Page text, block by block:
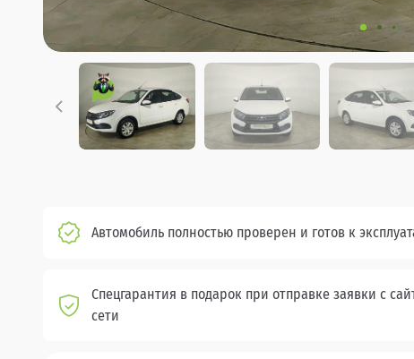
Автомобиль полностью проверен и готов к
Спецгарантия в подарок при отправке заявки с
сети